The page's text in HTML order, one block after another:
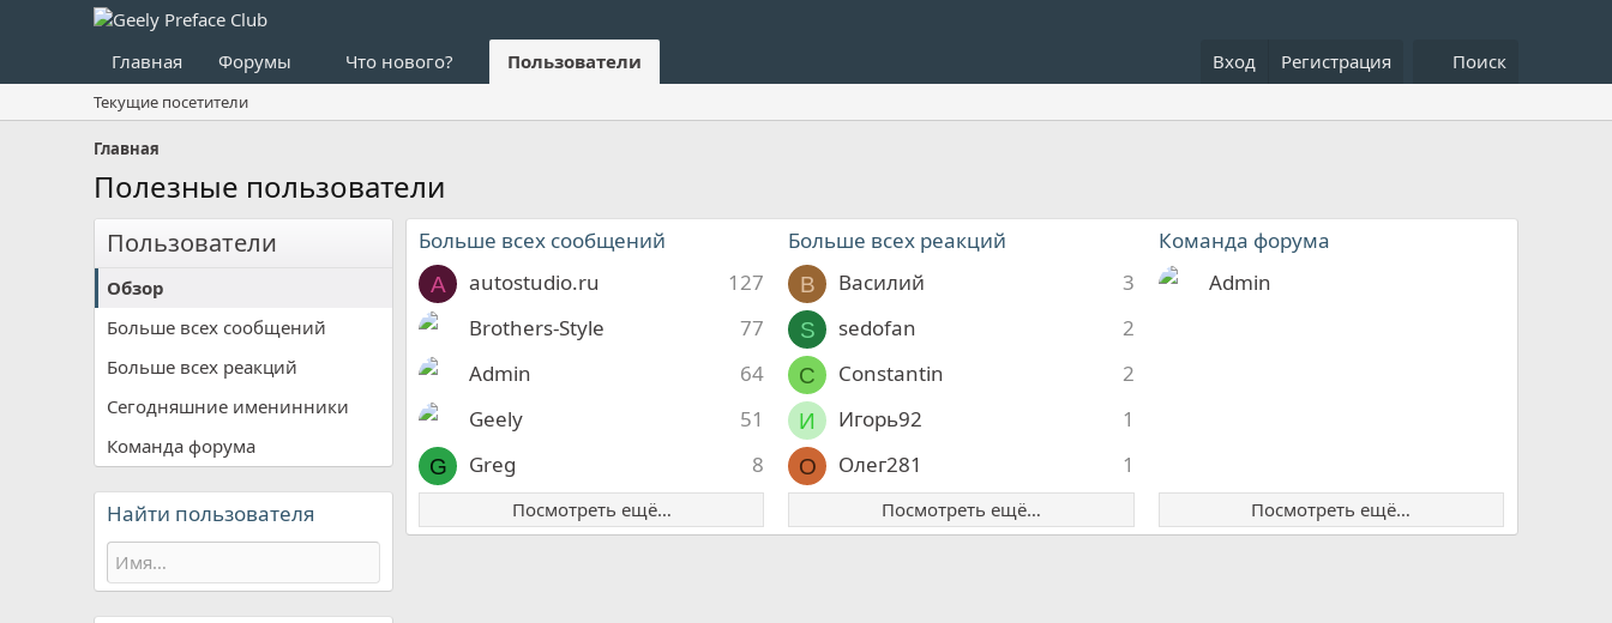
Главная Форумы Что нового? Пользователи Вход Регистрация Поиск
Текущие посетители
Главная
Полезные пользователи
Пользователи
Обзор
Больше всех сообщений
Больше всех реакций
Сегодняшние именинники
Команда форума
Найти пользователя
Больше всех сообщений
A 127
autostudio.ru
77
Brothers-Style
64
Admin
51
Geely
G 8
Greg
Посмотреть ещё…
Больше всех реакций
В 3
Василий
S 2
sedofan
C 2
Constantin
И 1
Игорь92
О 1
Олег281
Посмотреть ещё…
Команда форума
Admin
Посмотреть ещё…